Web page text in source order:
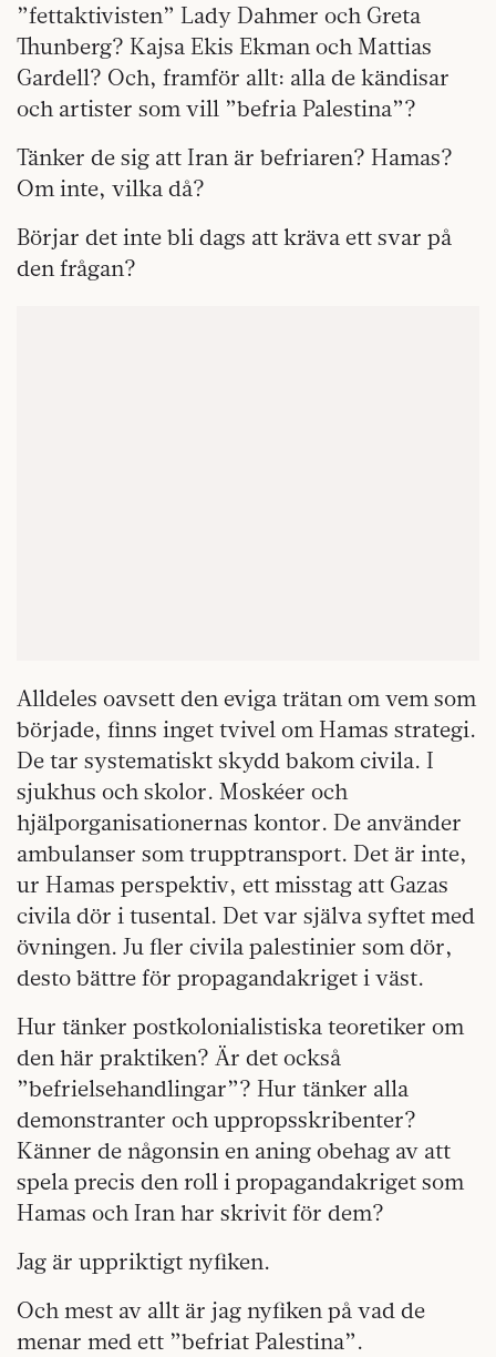
”fettaktivisten” Lady Dahmer och Greta
Thunberg? Kajsa Ekis Ekman och Mattias
Gardell? Och, framför allt: alla de kändisar
och artister som vill ”befria Palestina”?
Tänker de sig att Iran är befriaren? Hamas?
Om inte, vilka då?
Börjar det inte bli dags att kräva ett svar på
den frågan?
Alldeles oavsett den eviga trätan om vem som
började, finns inget tvivel om Hamas strategi.
De tar systematiskt skydd bakom civila. I
sjukhus och skolor. Moskéer och
hjälporganisationernas kontor. De använder
ambulanser som trupptransport. Det är inte,
ur Hamas perspektiv, ett misstag att Gazas
civila dör i tusental. Det var själva syftet med
övningen. Ju fler civila palestinier som dör,
desto bättre för propagandakriget i väst.
Hur tänker postkolonialistiska teoretiker om
den här praktiken? Är det också
”befrielsehandlingar”? Hur tänker alla
demonstranter och uppropsskribenter?
Känner de någonsin en aning obehag av att
spela precis den roll i propagandakriget som
Hamas och Iran har skrivit för dem?
Jag är uppriktigt nyfiken.
Och mest av allt är jag nyfiken på vad de
menar med ett ”befriat Palestina”.